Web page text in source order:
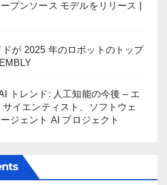
プンソース モデルをリリース |
が 2025 年のロボットのトップ
トレンド: 人工知能の今後 – エ
イエンティスト、ソフトウェ
ジェント AI プロジェクト